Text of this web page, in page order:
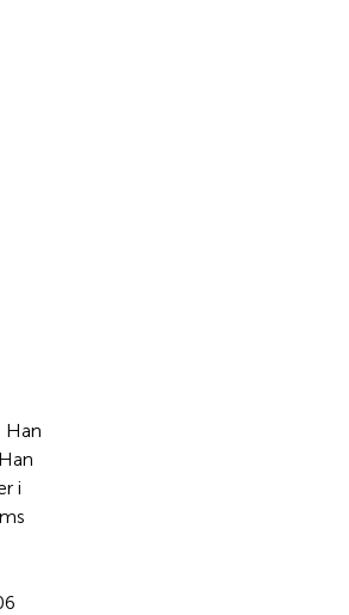
Han
i